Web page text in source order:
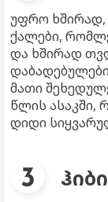
უფრო ხშირად,
ქალები,
და ხშირად
მათი
წლის ასაკში,
დიდი